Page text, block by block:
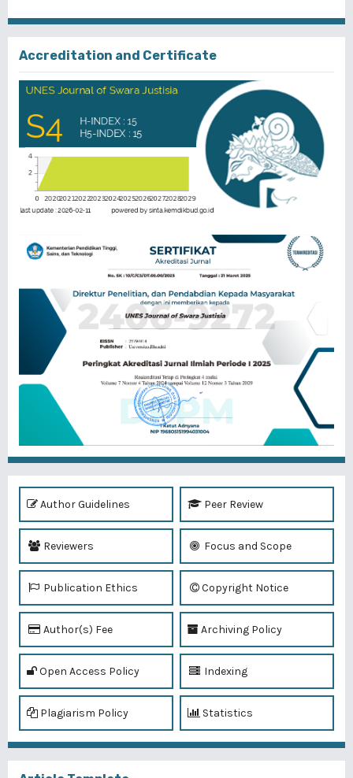
Accreditation and Certificate
Author Guidelines Peer Review
Reviewers Focus and Scope
Publication Ethics Copyright Notice
Author(s) Fee Archiving Policy
Open Access Policy Indexing
Plagiarism Policy Statistics